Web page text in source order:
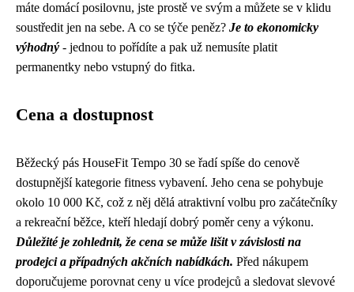
máte domácí posilovnu, jste prostě ve svým a můžete se v klidu
soustředit jen na sebe. A co se týče peněz? Je to ekonomicky
výhodný - jednou to pořídíte a pak už nemusíte platit
permanentky nebo vstupný do fitka.
Cena a dostupnost
Běžecký pás HouseFit Tempo 30 se řadí spíše do cenově
dostupnější kategorie fitness vybavení. Jeho cena se pohybuje
okolo 10 000 Kč, což z něj dělá atraktivní volbu pro začátečníky
a rekreační běžce, kteří hledají dobrý poměr ceny a výkonu.
Důležité je zohlednit, že cena se může lišit v závislosti na
prodejci a případných akčních nabídkách. Před nákupem
doporučujeme porovnat ceny u více prodejců a sledovat slevové